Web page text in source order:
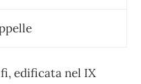
edificata nel IX